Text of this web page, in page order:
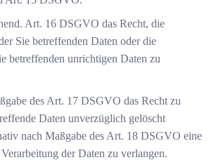
Art. 16 DSGVO das Recht, die
Sie betreffenden Daten oder die
betreffenden unrichtigen Daten zu
des Art. 17 DSGVO das Recht zu
Daten unverzüglich gelöscht
nach Maßgabe des Art. 18 DSGVO eine
der Daten zu verlangen.